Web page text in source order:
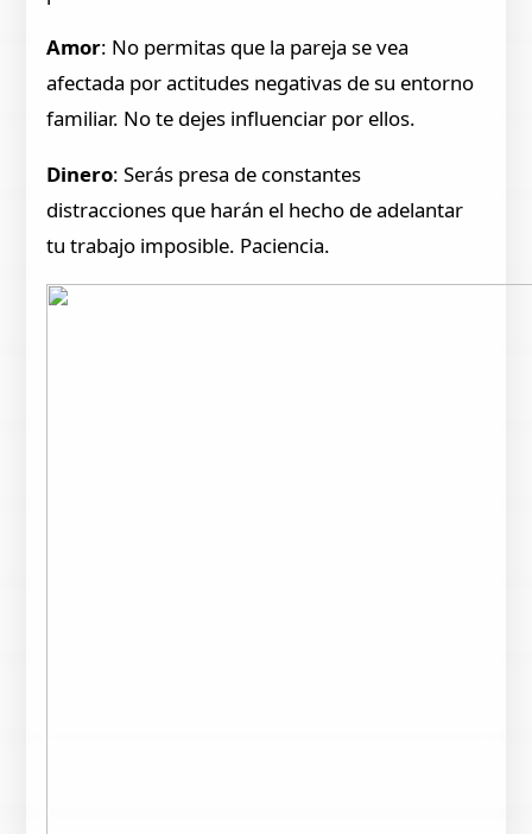
Amor: No permitas que la pareja se vea
afectada por actitudes negativas de su entorno
familiar. No te dejes influenciar por ellos.
Dinero: Serás presa de constantes
distracciones que harán el hecho de adelantar
tu trabajo imposible. Paciencia.